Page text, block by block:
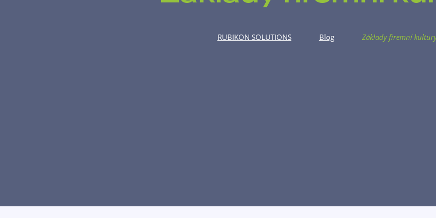
RUBIKON SOLUTIONS Blog Základy firemní